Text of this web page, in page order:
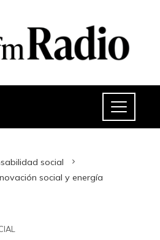
social
social y energía